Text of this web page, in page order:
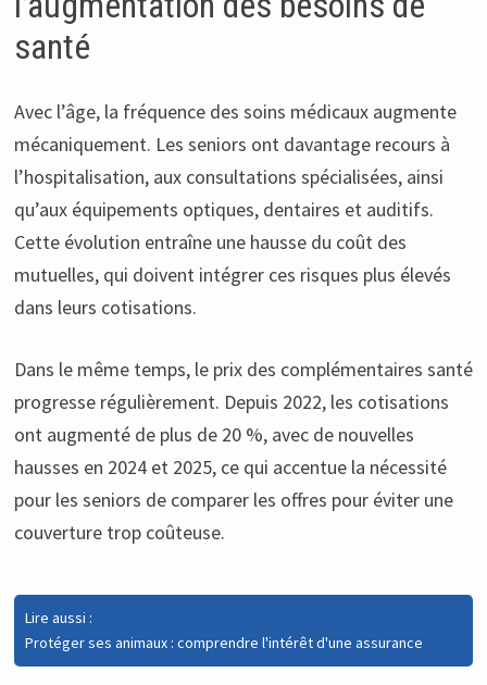
santé
Avec l’âge, la fréquence des soins médicaux augmente
mécaniquement. Les seniors ont davantage recours à
l’hospitalisation, aux consultations spécialisées, ainsi
qu’aux équipements optiques, dentaires et auditifs.
Cette évolution entraîne une hausse du coût des
mutuelles, qui doivent intégrer ces risques plus élevés
dans leurs cotisations.
Dans le même temps, le prix des complémentaires santé
progresse régulièrement. Depuis 2022, les cotisations
ont augmenté de plus de 20 %, avec de nouvelles
hausses en 2024 et 2025, ce qui accentue la nécessité
pour les seniors de comparer les offres pour éviter une
couverture trop coûteuse.
Lire aussi :
Protéger ses animaux : comprendre l'intérêt d'une assurance